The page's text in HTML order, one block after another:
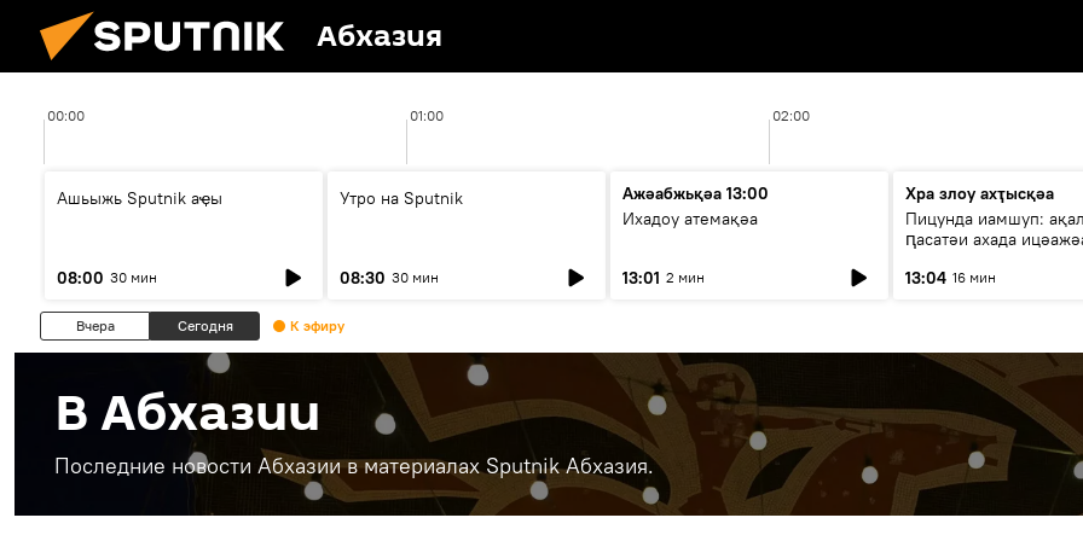
Абхазия
00:00 01:00 02:00
Ашьыжь Sputnik аҿы
08:00 30 мин
Утро на Sputnik
08:30 30 мин
Ажәабжьқәа 13:00
Ихадоу атемақәа
13:01 2 мин
Хра злоу ахҭысқәа
Пицунда иамшуп:
ԥасатәи ахада
13:04 16 мин
Вчера Сегодня К эфиру
В Абхазии
Последние новости Абхазии в материалах Sputnik Абхазия.